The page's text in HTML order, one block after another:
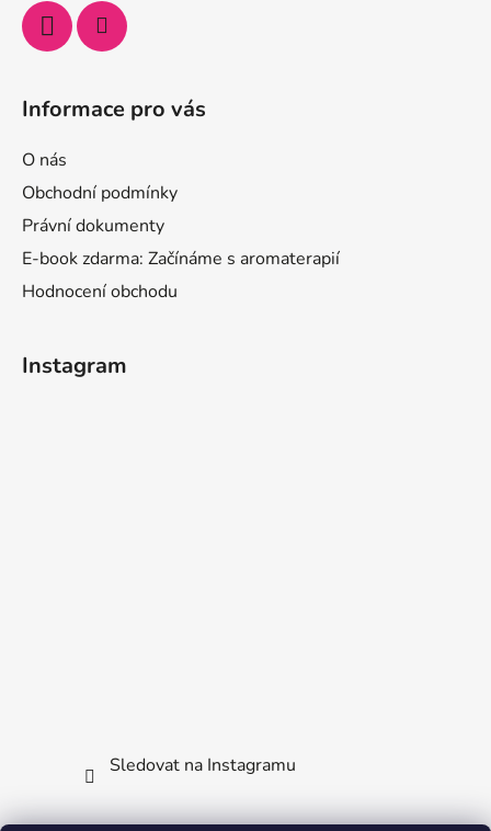
Informace pro vás
O nás
Obchodní podmínky
Právní dokumenty
E-book zdarma: Začínáme s aromaterapií
Hodnocení obchodu
Instagram
Sledovat na Instagramu